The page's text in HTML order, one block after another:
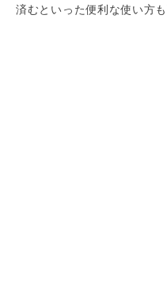
済むといった便利な使い方も